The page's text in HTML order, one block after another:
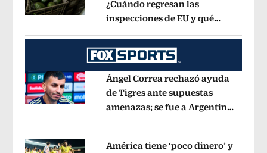
Opens in new window
¿Cuándo regresan las
inspecciones de EU y qué
Opens in new window
Ángel Correa rechazó ayuda
de Tigres ante supuestas
amenazas; se fue a Argentina
América tiene ‘poco dinero’ y